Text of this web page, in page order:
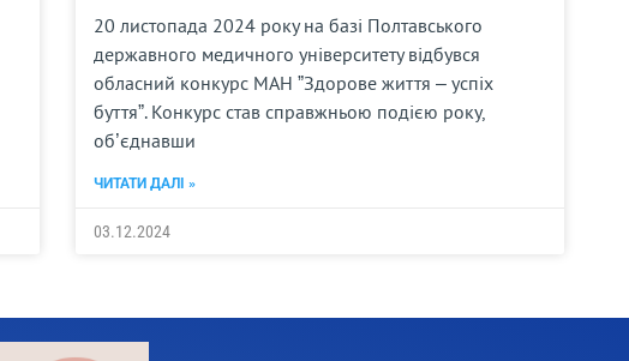
20 листопада 2024 року на базі Полтавського
державного медичного університету відбувся
обласний конкурс МАН ˮЗдорове життя – успіх
буттяˮ. Конкурс став справжньою подією року,
об’єднавши
ЧИТАТИ ДАЛІ »
03.12.2024